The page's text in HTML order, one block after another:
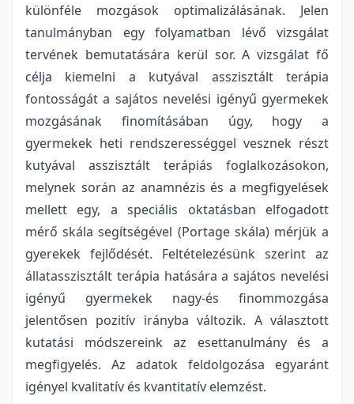
különféle mozgások optimalizálásának. Jelen
tanulmányban egy folyamatban lévő vizsgálat
tervének bemutatására kerül sor. A vizsgálat fő
célja kiemelni a kutyával asszisztált terápia
fontosságát a sajátos nevelési igényű gyermekek
mozgásának finomításában úgy, hogy a
gyermekek heti rendszerességgel vesznek részt
kutyával asszisztált terápiás foglalkozásokon,
melynek során az anamnézis és a megfigyelések
mellett egy, a speciális oktatásban elfogadott
mérő skála segítségével (Portage skála) mérjük a
gyerekek fejlődését. Feltételezésünk szerint az
állatasszisztált terápia hatására a sajátos nevelési
igényű gyermekek nagy-és finommozgása
jelentősen pozitív irányba változik. A választott
kutatási módszereink az esettanulmány és a
megfigyelés. Az adatok feldolgozása egyaránt
igényel kvalitatív és kvantitatív elemzést.